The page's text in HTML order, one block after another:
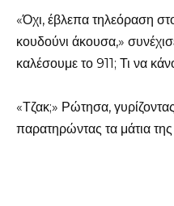
«Όχι, έβλεπα τηλεόραση
κουδούνι άκουσα,»
καλέσουμε το 911; Τι να
«Τζακ;» Ρώτησα,
παρατηρώντας τα μάτια